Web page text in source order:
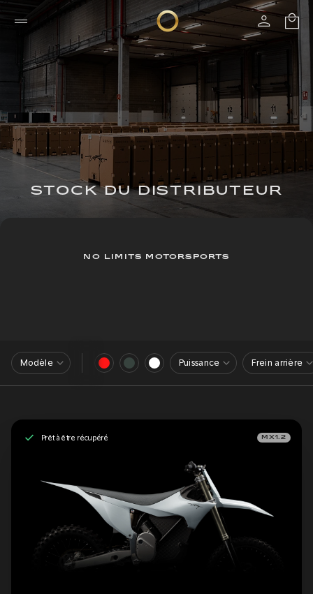
STOCK DU DISTRIBUTEUR
NO LIMITS MOTORSPORTS
Modèle Puissance Frein arrière
Prêt à être récupéré MX1.2